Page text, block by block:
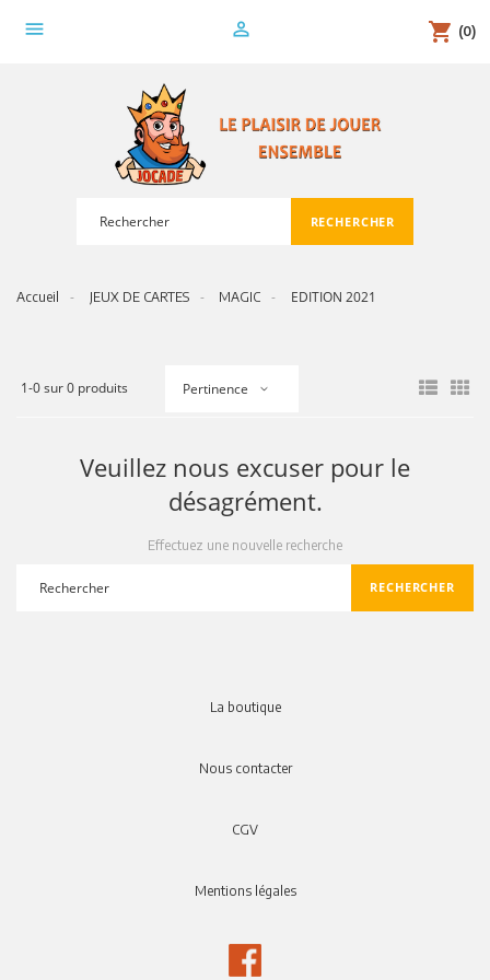
menu person_outline shopping_cart (0)
search
RECHERCHER
Accueil JEUX DE CARTES MAGIC EDITION 2021
1-0 sur 0 produits Pertinence
Veuillez nous excuser pour le
désagrément.
Effectuez une nouvelle recherche
search
RECHERCHER
La boutique
Nous contacter
CGV
Mentions légales